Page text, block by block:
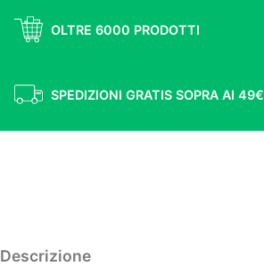
OLTRE 6000 PRODOTTI
SPEDIZIONI GRATIS SOPRA AI 49€
Descrizione